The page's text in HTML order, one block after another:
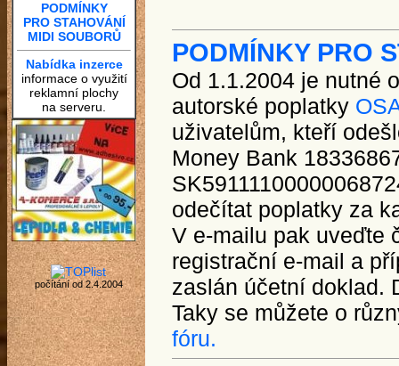
PODMÍNKY
PRO STAHOVÁNÍ
MIDI SOUBORŮ
Nabídka inzerce
informace o využití
reklamní plochy
na serveru.
počítání od 2.4.2004
PODMÍNKY PRO
Od 1.1.2004 je nutné
autorské poplatky
uživatelům, kteří
Money Bank
odečítat poplatky za
V e-mailu pak uveďte
registrační e-mail a
zaslán účetní doklad.
Taky se můžete o
fóru.